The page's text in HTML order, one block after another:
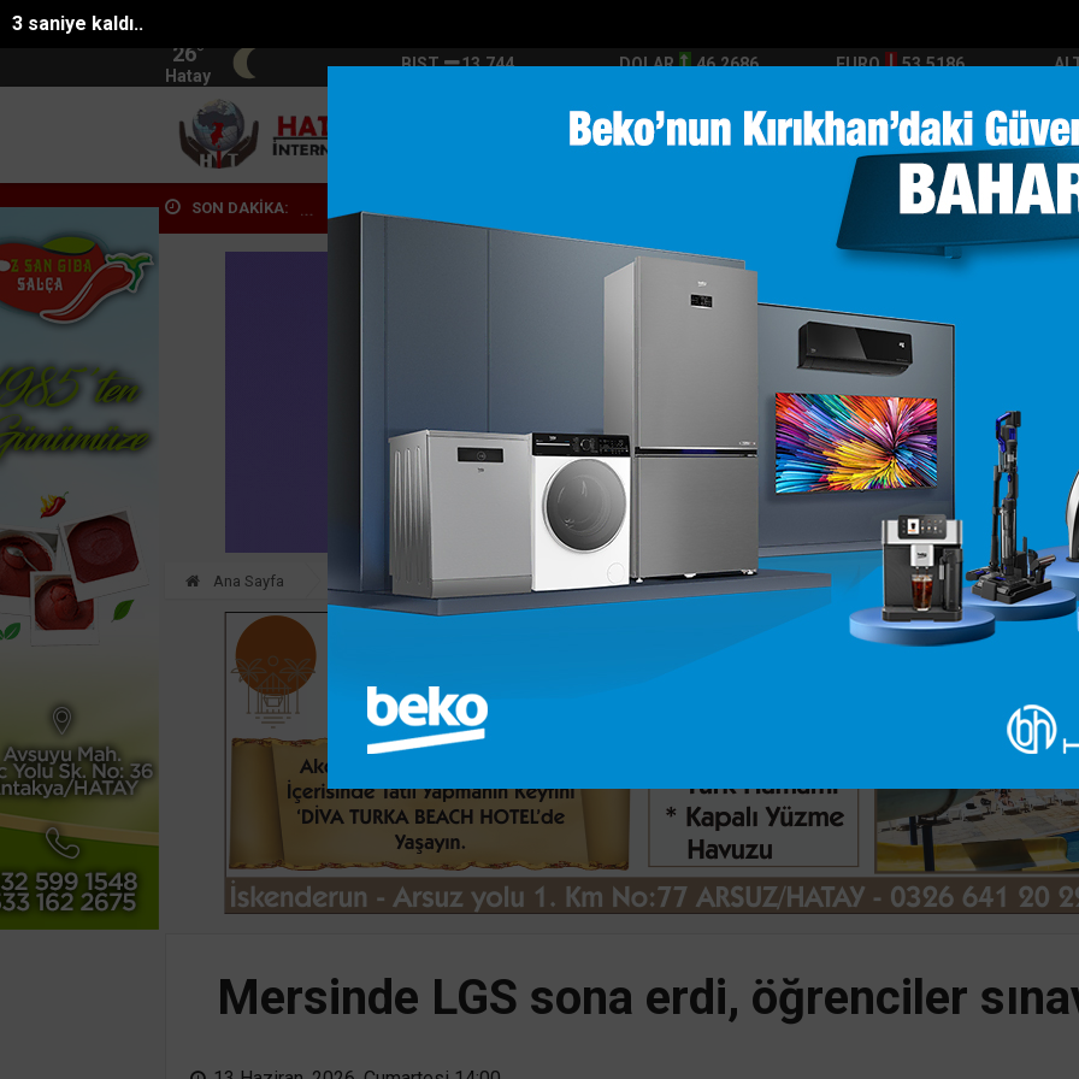
1 saniye kaldı..
26°
Hatay
BIST 13.744 DOLAR 46.2686 EURO 53.5186
GÜNDEM MAGAZİN KADIN-YAŞAM SPOR SAĞLIK
SON DAKİKA:
dumandan etk... Seyir halindeyken aniden alev alan otomobilde... Bakan Kurumun katılımıyla Hatayda 8 bin 500 h... Manavgatta
Yazarlar Web TV
Ana Sayfa GÜNDEM
Mersinde LGS sona erdi, öğrenciler